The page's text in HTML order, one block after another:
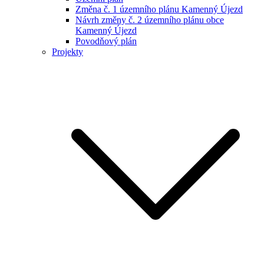
Změna č. 1 územního plánu Kamenný Újezd
Návrh změny č. 2 územního plánu obce
Kamenný Újezd
Povodňový plán
Projekty